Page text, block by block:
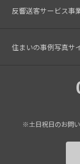
反響送客サービス事
住まいの事例写真サ
※土日祝日のお問